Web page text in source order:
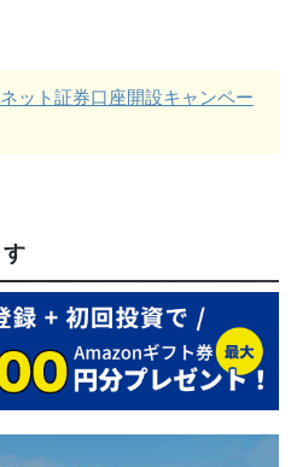
ット証券口座開設キャンペー